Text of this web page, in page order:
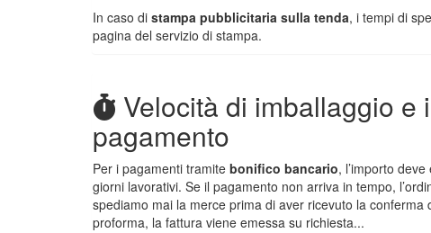
In caso di stampa pubblicitaria sulla tenda, i tempi di
pagina del servizio di stampa.
Velocità di imballaggio e
pagamento
Per i pagamenti tramite bonifico bancario, l’importo
giorni lavorativi. Se il pagamento non arriva in tempo,
spediamo mai la merce prima di aver ricevuto la
proforma, la fattura viene emessa su richiesta...